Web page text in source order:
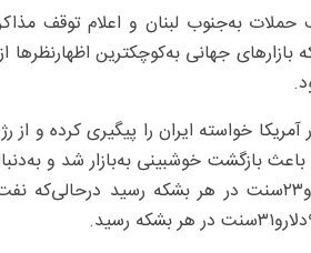
حملات به‌جنوب لبنان و اعلام توقف
دادند که بازارهای جهانی به‌کوچکترین
خواسته ایران را پیگیری کرده و
بازگشت خوشبینی به‌بازار شد و
۷۵سنت معادل ۷۹/‏‏۰‌درصد کاهش یافت و به‌۹۴دلارو۲۳سنت در هر